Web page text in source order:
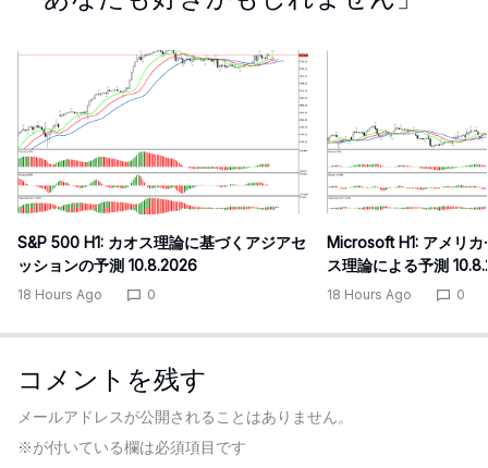
S&P 500 H1: カオス理論に基づくアジアセ
ッションの予測 10.8.2026
18 Hours Ago 0
Microsoft H1: アメリ
ス理論による予測
18 Hours Ago 0
コメントを残す
メールアドレスが公開されることはありません。
※が付いている欄は必須項目です